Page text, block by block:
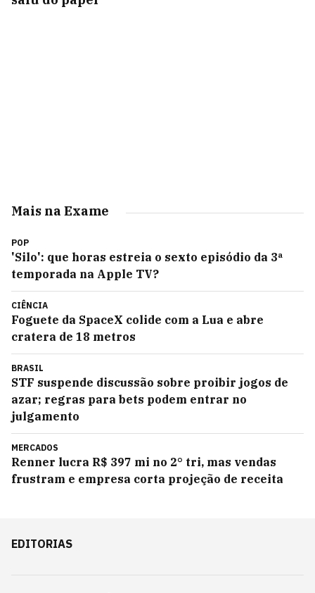
Mais na Exame
POP
'Silo': que horas estreia o sexto episódio da 3ª
temporada na Apple TV?
CIÊNCIA
Foguete da SpaceX colide com a Lua e abre
cratera de 18 metros
BRASIL
STF suspende discussão sobre proibir jogos de
azar; regras para bets podem entrar no
julgamento
MERCADOS
Renner lucra R$ 397 mi no 2° tri, mas vendas
frustram e empresa corta projeção de receita
EDITORIAS